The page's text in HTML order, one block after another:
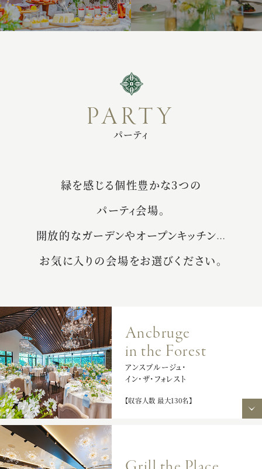
PARTY
パーティ
緑を感じる個性豊かな3つの
パーティ会場。
開放的なガーデンやオープンキッチン…
お気に入りの会場をお選びください。
Ancbruge
in the Forest
アンスブルージュ・
イン・ザ・フォレスト
【収容人数 最大130名】